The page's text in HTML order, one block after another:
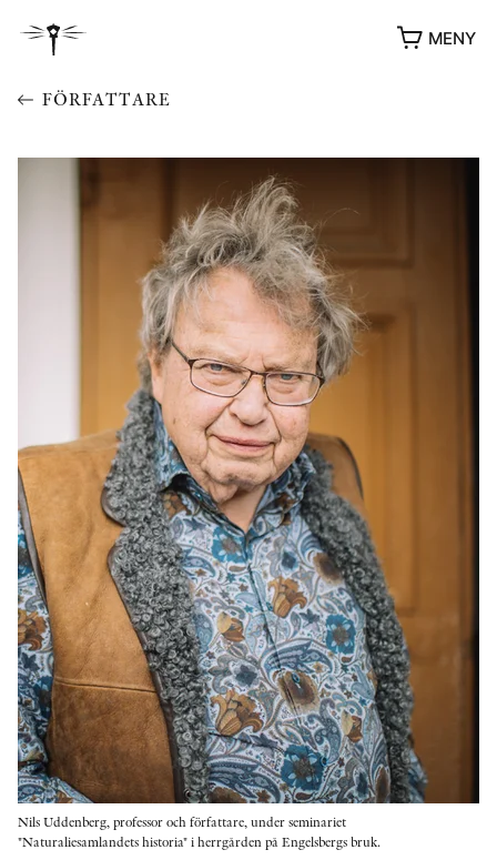
MENY
YUKIKO OCH PATRIK MÖTER
ÖVRIGA FORMAT
PRESSKONTAKT
PEER REVIEW-PROCESSEN
FÖRFATTARE
Nils Uddenberg, professor och författare, under seminariet
"Naturaliesamlandets historia" i herrgården på Engelsbergs bruk.